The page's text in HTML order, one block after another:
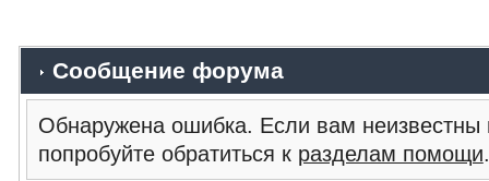
Сообщение форума
Обнаружена ошибка. Если вам
попробуйте обратиться к разделам помощи.